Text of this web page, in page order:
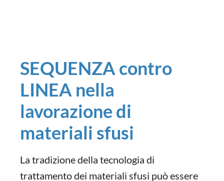
SEQUENZA contro
LINEA nella
lavorazione di
materiali sfusi
La tradizione della tecnologia di
trattamento dei materiali sfusi può essere